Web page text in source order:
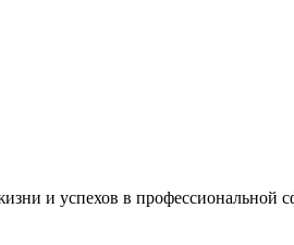
и успехов в профессиональной